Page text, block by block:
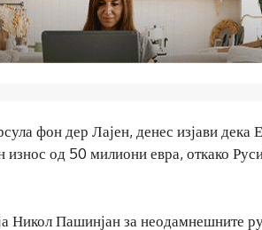
фон дер Лајен, денес изјави дека
од 50 милиони евра, откако
Никол Пашинјан за неодамнешните